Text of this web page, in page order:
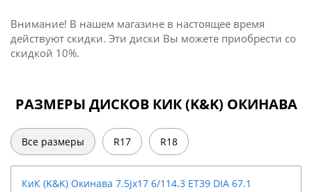
Внимание! В нашем магазине в настоящее время
действуют скидки. Эти диски Вы можете приобрести со
скидкой 10%.
РАЗМЕРЫ ДИСКОВ КИК (K&K) ОКИНАВА
Все размеры R17 R18
КиК (K&K) Окинава 7.5jx17 6/114.3 ET39 DIA 67.1